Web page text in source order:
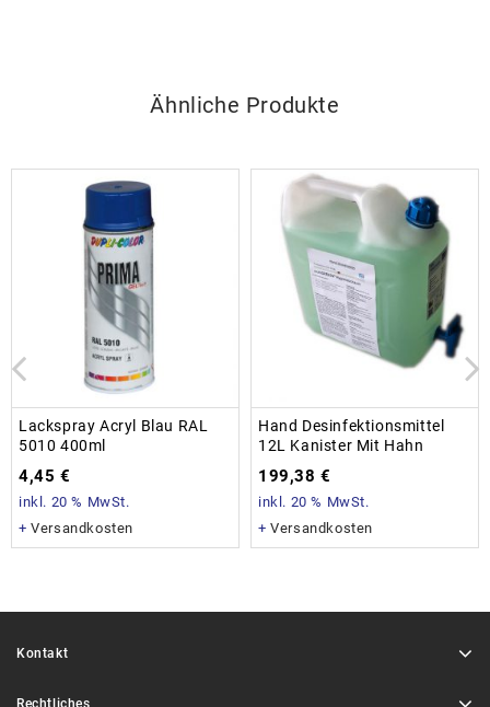
Ähnliche Produkte
Lackspray Acryl Blau RAL
5010 400ml
4,45 €
inkl. 20 % MwSt.
+Versandkosten
Hand Desinfektionsmittel
12L Kanister Mit Hahn
199,38€
inkl. 20 % MwSt.
+Versandkosten
Kontakt
Rechtliches